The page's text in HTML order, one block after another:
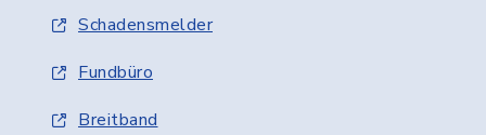
Schadensmelder
Fundbüro
Breitband